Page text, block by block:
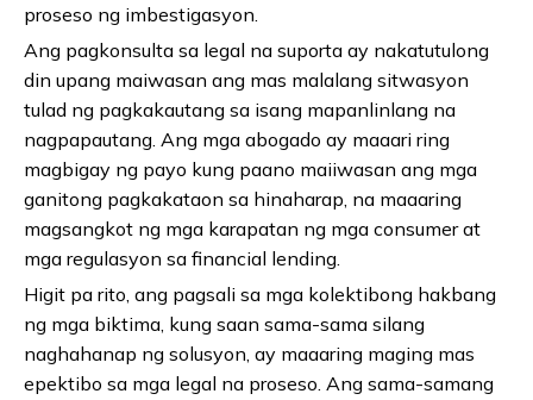
proseso ng imbestigasyon.
Ang pagkonsulta sa legal na suporta ay nakatutulong
din upang maiwasan ang mas malalang sitwasyon
tulad ng pagkakautang sa isang mapanlinlang na
nagpapautang. Ang mga abogado ay maaari ring
magbigay ng payo kung paano maiiwasan ang mga
ganitong pagkakataon sa hinaharap, na maaaring
magsangkot ng mga karapatan ng mga consumer at
mga regulasyon sa financial lending.
Higit pa rito, ang pagsali sa mga kolektibong hakbang
ng mga biktima, kung saan sama-sama silang
naghahanap ng solusyon, ay maaaring maging mas
epektibo sa mga legal na proseso. Ang sama-samang